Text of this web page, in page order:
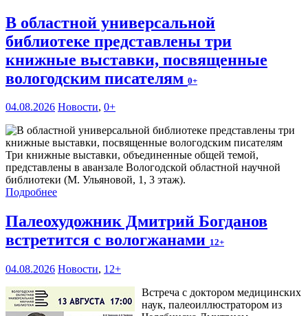
В областной универсальной
библиотеке представлены три
книжные выставки, посвященные
вологодским писателям 0+
04.08.2026 Новости, 0+
Три книжные выставки, объединенные общей темой,
представлены в аванзале Вологодской областной научной
библиотеки (М. Ульяновой, 1, 3 этаж).
Подробнее
Палеохудожник Дмитрий Богданов
встретится с вологжанами 12+
04.08.2026 Новости, 12+
Встреча с доктором медицинских
наук, палеоиллюстратором из